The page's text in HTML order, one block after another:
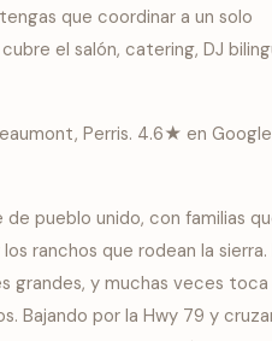
que coordinar a un solo
cubre el salón, catering, DJ
Perris. 4.6★ en Google
pueblo unido, con familias
ranchos que rodean la sierra.
grandes, y muchas veces
Bajando por la Hwy 79 y